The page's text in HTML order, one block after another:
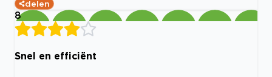
delen
8
Snel en efficiënt